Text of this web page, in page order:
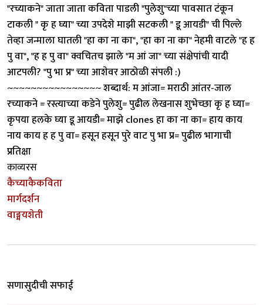
"रच्याकने" जाता जाता कविता पाडली "पुलेशु"च्या पावसात टंकून
टाकली " कृ ह घ्या" च्या उपदेशे माझी सटकली " डू आयडी" ची पिल्ले
तेव्हा जन्माला घातली "हा का ना का", "हा का ना का" नेहमी वाटले "ह ह
पु वा", "ह ह पु वा" क्वचितच झाले "म आं जा" च्या संक्षेपांची यादी
आटपली? "पु भा प्र" च्या आशेवर आठोळी संपली :)
~~~~~~~~~~~~~~~~ शब्दार्थ: म आंजा= मराठी आंतर-जाल
रच्याकने = रस्त्याच्या कडेने पुलेशु= पुढील लेखनास शुभेच्छा कृ ह घ्या=
कृपया हलके घ्या डू आयडी= माझे clones हा का ना का= हाय काय
नाय काय ह ह पु वा= हसून हसून पुरे वाट पु भा प्र= पुढील भागाची
प्रतिक्षा
काव्यरस
कैच्याकैकविता
मार्गदर्शन
वाङ्मयशेती
सणासुदीची सफाई